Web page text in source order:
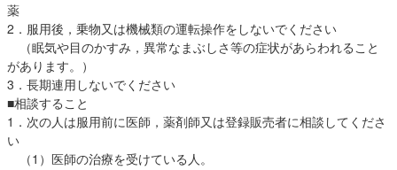
薬
2．服用後，乗物又は機械類の運転操作をしないでください
（眠気や目のかすみ，異常なまぶしさ等の症状があらわれること
があります。）
3．長期連用しないでください
■相談すること
1．次の人は服用前に医師，薬剤師又は登録販売者に相談してくださ
い
（1）医師の治療を受けている人。